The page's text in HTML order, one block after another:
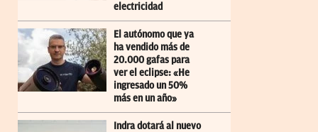
electricidad
El autónomo que ya
ha vendido más de
20.000 gafas para
ver el eclipse: «He
ingresado un 50%
más en un año»
Indra dotará al nuevo